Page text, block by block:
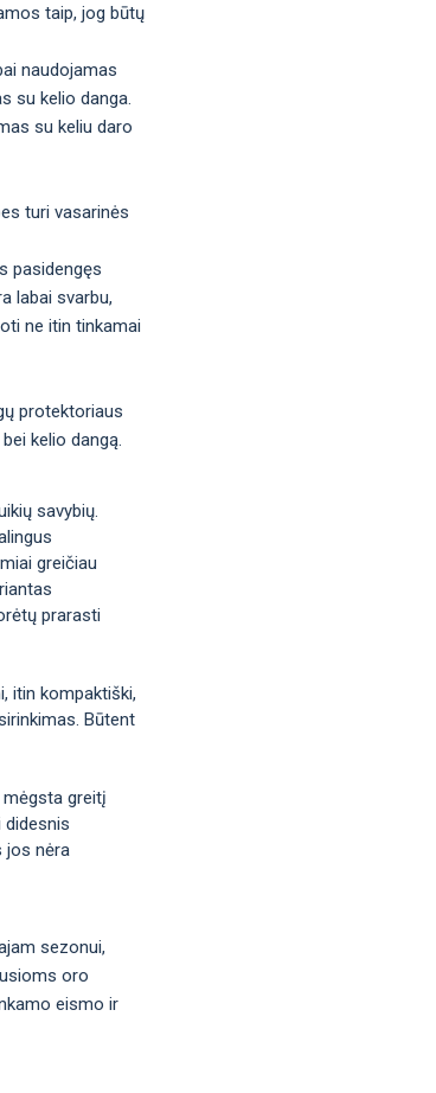
taip, jog būtų
naudojamas
su kelio danga.
su keliu daro
turi vasarinės
pasidengęs
labai svarbu,
ne itin tinkamai
protektoriaus
kelio dangą.
savybių.
greičiau
prarasti
itin kompaktiški,
Būtent
greitį
didesnis
jos nėra
sezonui,
oro
eismo ir